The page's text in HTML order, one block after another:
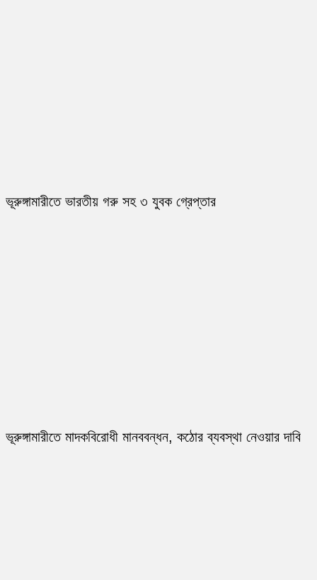
ভূরুঙ্গামারীতে ভারতীয় গরু সহ ৩ যুবক গ্রেপ্তার
ভূরুঙ্গামারীতে মাদকবিরোধী মানববন্ধন, কঠোর ব্যবস্থা নেওয়ার দাবি